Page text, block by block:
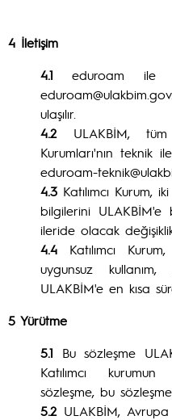
4 İletişim
4.1 eduroam ile
ulaşılır.
4.2 ULAKBİM, tüm
Kurumları'nın teknik
eduroam-
4.3 Katılımcı Kurum,
bilgilerini ULAKBİM'e
ileride olacak
4.4 Katılımcı
uygunsuz
ULAKBİM'e en kısa
5 Yürütme
5.1 Bu sözleşme
Katılımcı kurumun
sözleşme, bu
5.2 ULAKBİM,